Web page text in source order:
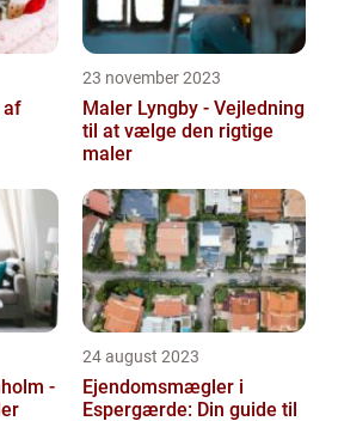
af
23 november 2023
Maler Lyngby - Vejledning
til at vælge den rigtige
maler
-
24 august 2023
Ejendomsmægler i
Espergærde: Din guide til